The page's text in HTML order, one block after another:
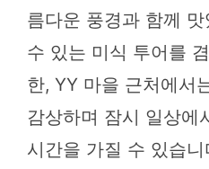
름다운 풍경과 함께
수 있는 미식 투어를
한, YY 마을 근처에서
감상하며 잠시 일상에
시간을 가질 수 있습